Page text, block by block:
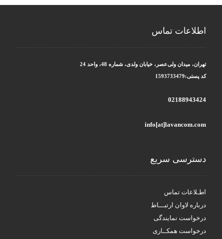
اطلاعات تماس
تهران، میدان ولی‌عصر، خیابان ولدی، شماره 48، واحد 24
کد پستی:1593733479
02188943424
info[at]lavancom.com
دسترسی سریع
اطـلاعات تماس
درباره لاوان ارتبـــاط
درخواست نمایندگی
درخواست همکــاری